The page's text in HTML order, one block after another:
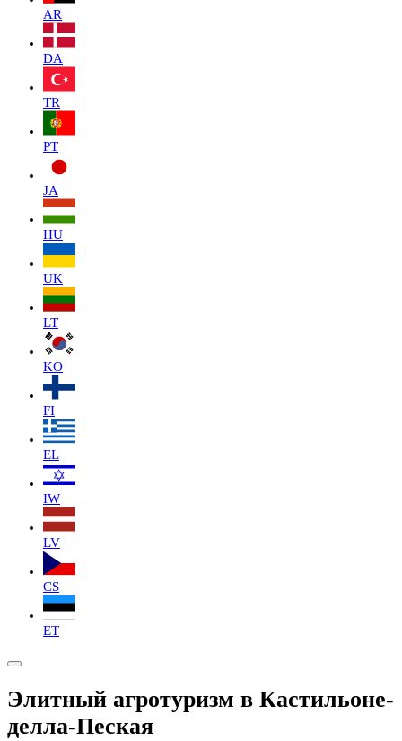
AR
DA
TR
PT
JA
HU
UK
LT
KO
FI
EL
IW
LV
CS
ET
Элитный агротуризм в Кастильоне-
делла-Пеская